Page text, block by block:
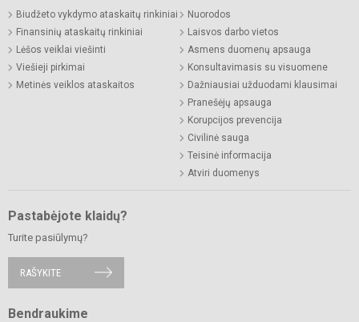
Biudžeto vykdymo ataskaitų rinkiniai
Finansinių ataskaitų rinkiniai
Lėšos veiklai viešinti
Viešieji pirkimai
Metinės veiklos ataskaitos
Nuorodos
Laisvos darbo vietos
Asmens duomenų apsauga
Konsultavimasis su visuomene
Dažniausiai užduodami klausimai
Pranešėjų apsauga
Korupcijos prevencija
Civilinė sauga
Teisinė informacija
Atviri duomenys
Pastabėjote klaidų?
Turite pasiūlymų?
RAŠYKITE
Bendraukime